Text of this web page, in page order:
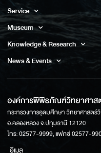
Service
Museum
Knowledge & Research
News & Events
องค์การพิพิธภัณฑ์วิทยาศาส
กระทรวงการอุดมศึกษา วิทยาศาสตร์
อ.คลองหลวง จ.ปทุมธานี 12120
โทร: 02577-9999, แฟกซ์ 02577-
อีเมล